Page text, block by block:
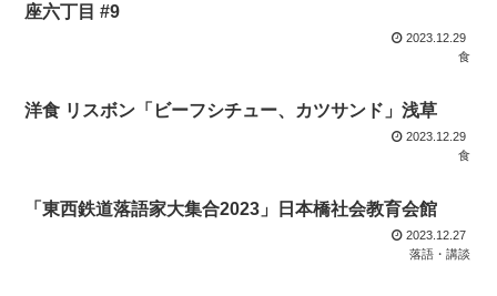
座六丁目 #9
2023.12.29
食
洋食 リスボン「ビーフシチュー、カツサンド」浅草
2023.12.29
食
「東西鉄道落語家大集合2023」日本橋社会教育会館
2023.12.27
落語・講談